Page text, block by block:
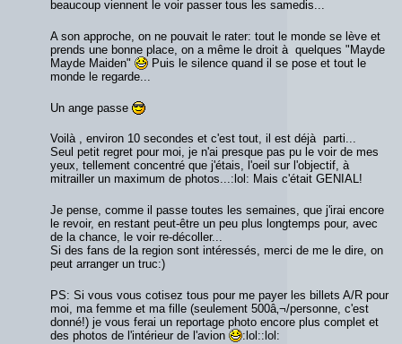
beaucoup viennent le voir passer tous les samedis...
A son approche, on ne pouvait le rater: tout le monde se lève et
prends une bonne place, on a même le droit à quelques "Mayde
Mayde Maiden"
Puis le silence quand il se pose et tout le
monde le regarde...
Un ange passe
Voilà , environ 10 secondes et c'est tout, il est déjà parti...
Seul petit regret pour moi, je n'ai presque pas pu le voir de mes
yeux, tellement concentré que j'étais, l'oeil sur l'objectif, à
mitrailler un maximum de photos...:lol: Mais c'était GENIAL!
Je pense, comme il passe toutes les semaines, que j'irai encore
le revoir, en restant peut-être un peu plus longtemps pour, avec
de la chance, le voir re-décoller...
Si des fans de la region sont intéressés, merci de me le dire, on
peut arranger un truc:)
PS: Si vous vous cotisez tous pour me payer les billets A/R pour
moi, ma femme et ma fille (seulement 500â‚¬/personne, c'est
donné!) je vous ferai un reportage photo encore plus complet et
des photos de l'intérieur de l'avion
:lol::lol: